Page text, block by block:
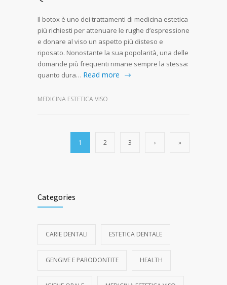
Il botox è uno dei trattamenti di medicina estetica
più richiesti per attenuare le rughe d’espressione
e donare al viso un aspetto più disteso e
riposato. Nonostante la sua popolarità, una delle
domande più frequenti rimane sempre la stessa:
quanto dura… Read more
MEDICINA ESTETICA VISO
1 2 3 › »
Categories
CARIE DENTALI ESTETICA DENTALE
GENGIVE E PARODONTITE HEALTH